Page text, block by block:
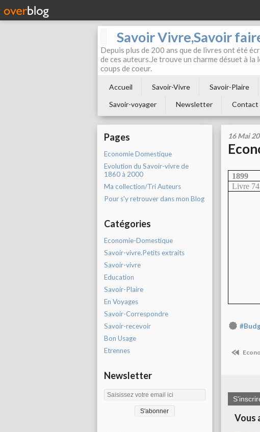
Savoir Vivre,Savoir
Depuis plus de 200 ans que de livres ont été
de ces auteurs.Je trouve un charme désuet à
coups de coeur.
Accueil Savoir-Vivre Savoir-Plaire
Savoir-voyager
Newsletter Contact
Pages
Economie Domestique
Evolution du Savoir-vivre de
1860 à 2000
Ma collection/Tri Auteurs
Pour s'y retrouver dans mon Blog
Catégories
Economie-Domestique
Savoir-vivre.Petits extraits
Savoir-vivre
Education
Savoir-Plaire
En Voyages
Savoir-Correspondre
Savoir-recevoir
Bon Usage
Etrennes
Newsletter
16 Mai
1899
Livre 74
Vous